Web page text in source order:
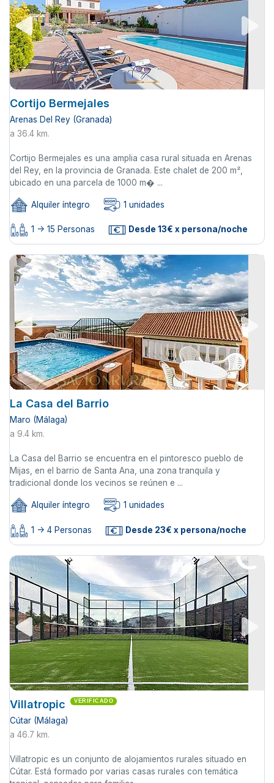
Cortijo Bermejales
Arenas Del Rey (Granada)
a 36.4 km.
Cortijo Bermejales es una amplia casa rural situada en Arenas
del Rey, en la provincia de Granada. Este chalet de 200 m²,
ubicado en una parcela de 1000 m� ...
Alquiler íntegro 1 unidades
1 -> 15 Personas Desde 13€ x persona/noche
La Casa del Barrio
Maro (Málaga)
a 9.4 km.
La Casa del Barrio se encuentra en el pintoresco pueblo de
Mijas, en el barrio de Santa Ana, una zona tranquila y
tradicional donde los vecinos se reúnen e ...
Alquiler íntegro 1 unidades
1 -> 4 Personas Desde 23€ x persona/noche
Villatropic VERIFICADO
Cútar (Málaga)
a 46.7 km.
Villatropic es un conjunto de alojamientos rurales situado en
Cútar. Está formado por varias casas rurales con temática